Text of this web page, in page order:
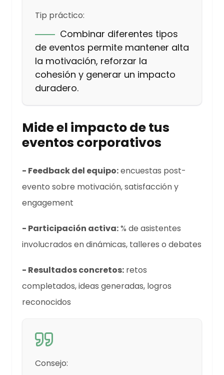
Tip práctico:
Combinar diferentes tipos
de eventos permite mantener alta
la motivación, reforzar la
cohesión y generar un impacto
duradero.
Mide el impacto de tus
eventos corporativos
- Feedback del equipo:encuestas post-
evento sobre motivación, satisfacción y
engagement
- Participación activa:% de asistentes
involucrados en dinámicas, talleres o debates
- Resultados concretos: retos
completados, ideas generadas, logros
reconocidos
Consejo: